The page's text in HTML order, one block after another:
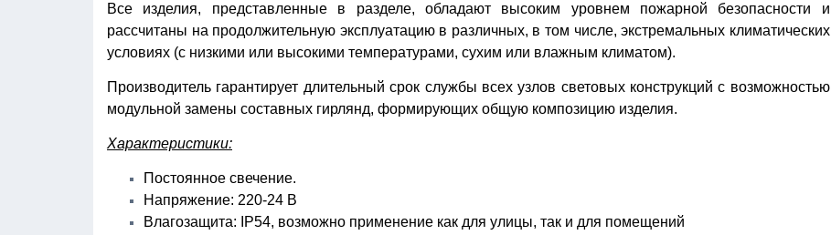
Все изделия, представленные в разделе, обладают высоким уровнем пожарной безопасности и
рассчитаны на продолжительную эксплуатацию в различных, в том числе, экстремальных климатических
условиях (с низкими или высокими температурами, сухим или влажным климатом).
Производитель гарантирует длительный срок службы всех узлов световых конструкций с возможностью
модульной замены составных гирлянд, формирующих общую композицию изделия.
Характеристики:
Постоянное свечение.
Напряжение: 220-24 В
Влагозащита: IP54, возможно применение как для улицы, так и для помещений